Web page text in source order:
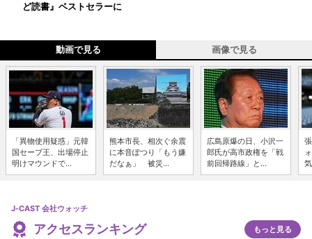
ど読書』ベストセラーに
動画で見る 画像で見る
「異物使用疑惑」元韓
国セーブ王、出場停止
明けマウンドで...
熊本市長、相次ぐ余震
に本音ぽつり「もう嫌
だなぁ」 被災...
広島原爆の日、小沢一
郎氏が高市政権を「戦
前回帰路線」と...
J-CAST 会社ウォッチ
アクセスランキング もっと見る